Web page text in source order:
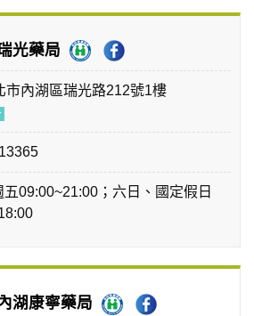
光藥局
市內湖區瑞光路212號1樓
五09:00~21:00；六日、國定假日
湖康寧藥局